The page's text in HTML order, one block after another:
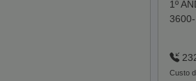
1º
Custo